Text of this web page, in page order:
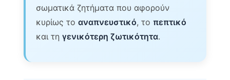
σωματικά ζητήματα που αφορούν
κυρίως τοαναπνευστικό, τοπεπτικό
και τηγενικότερη ζωτικότητα.